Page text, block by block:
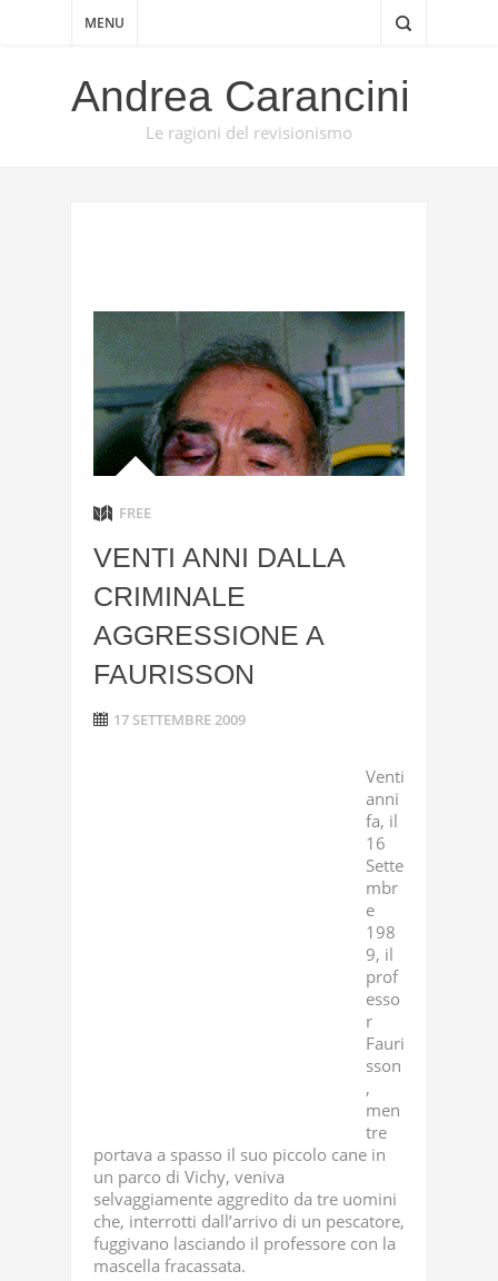
MENU
Andrea Carancini
Le ragioni del revisionismo
FREE
VENTI ANNI DALLA
CRIMINALE
AGGRESSIONE A
FAURISSON
17 SETTEMBRE 2009
Venti
anni
fa, il
16
Sette
mbr
e
198
9, il
prof
esso
r
Fauri
sson
,
men
tre
portava a spasso il suo piccolo cane in
un parco di Vichy, veniva
selvaggiamente aggredito da tre uomini
che, interrotti dall’arrivo di un pescatore,
fuggivano lasciando il professore con la
mascella fracassata.